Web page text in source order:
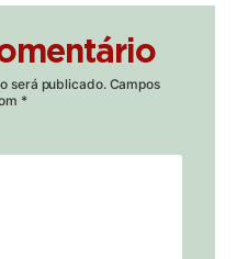
será publicado. Campos
*